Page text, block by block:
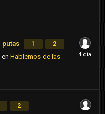
putas 1 2
en Hablemos de las
2